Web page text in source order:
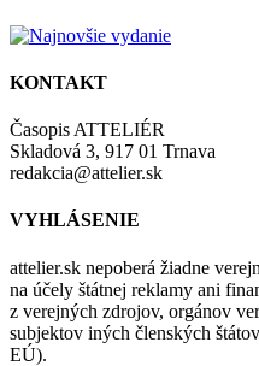
KONTAKT
Časopis ATTELIÉR
Skladová 3, 917 01 Trnava
redakcia@attelier.sk
VYHLÁSENIE
attelier.sk nepoberá žiadne
na účely štátnej reklamy ani
z verejných zdrojov, orgánov
subjektov iných členských
EÚ).